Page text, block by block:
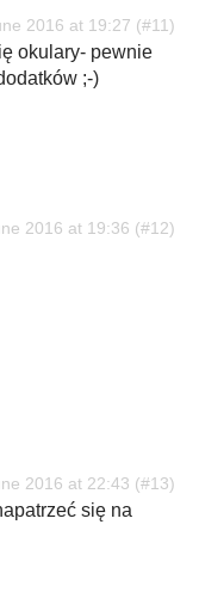
2016 at 19:27
okulary- pewnie
;-)
2016 at 19:36
2016 at 22:43
się na